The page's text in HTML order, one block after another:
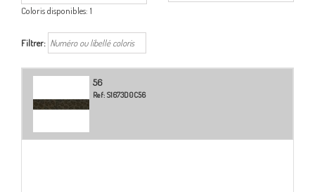
Coloris disponibles: 1
Filtrer:
56
Ref: S1673D0C56